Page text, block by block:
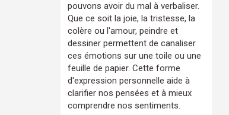
pouvons avoir du mal à verbaliser.
Que ce soit la joie, la tristesse, la
colère ou l'amour, peindre et
dessiner permettent de canaliser
ces émotions sur une toile ou une
feuille de papier. Cette forme
d'expression personnelle aide à
clarifier nos pensées et à mieux
comprendre nos sentiments.